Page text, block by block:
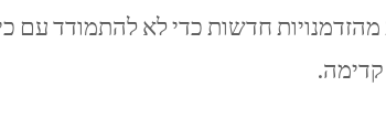
חדשות כדי לא להתמודד עם